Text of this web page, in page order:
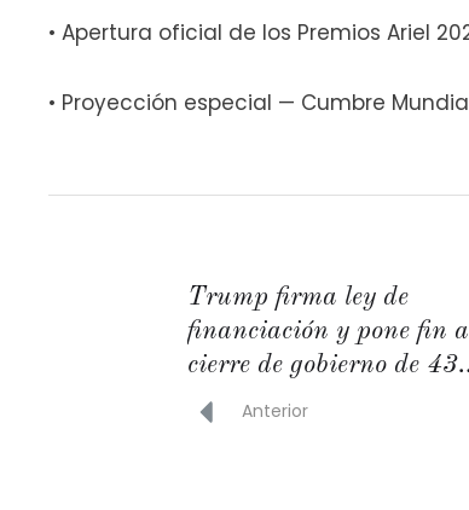
• Apertura oficial de los Premios Ariel
• Proyección especial — Cumbre
Trump firma ley de
financiación y pone fin
cierre de gobierno de 43
días en EU
Anterior